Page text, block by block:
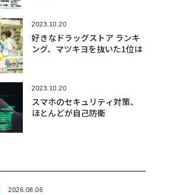
2023.10.20
好きなドラッグストア ランキ
ング、マツキヨを抜いた1位は
2023.10.20
スマホのセキュリティ対策、
ほとんどが自己防衛
2026.08.06